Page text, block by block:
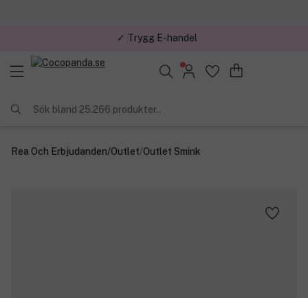
✓ Trygg E-handel
Sök bland 25.266 produkter..
Rea Och Erbjudanden/Outlet/Outlet Smink